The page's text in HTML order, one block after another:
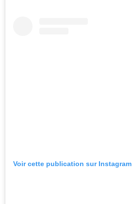
Voir cette publication sur Instagram